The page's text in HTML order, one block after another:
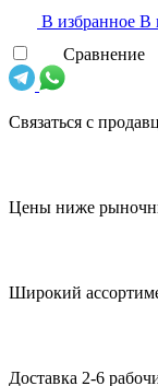
В избранноe В
Сравнение
Связаться с
Цены ниже
Широкий
Доставка 2-6